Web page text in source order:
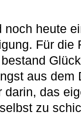
noch heute
Für die
aus dem
darin, das
zu